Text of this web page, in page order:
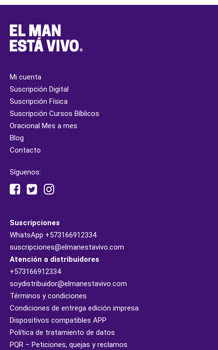
Mi cuenta
Suscripción Digital
Suscripción Física
Suscripción Cursos Bíblicos
Oracional Mes a mes
Blog
Contacto
Síguenos:
Suscripciones
WhatsApp +573166912334
suscripciones@elmanestavivo.com
Atención a distribuidores
+573166912334
soydistribuidor@elmanestavivo.com
Términos y condiciones
Condiciones de entrega edición impresa
Dispositivos compatibles APP
Política de tratamiento de datos
PQR – Peticiones, quejas y reclamos